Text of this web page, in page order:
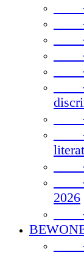
-
-
-
-
-
-
-
-
-
-
2026
-
-